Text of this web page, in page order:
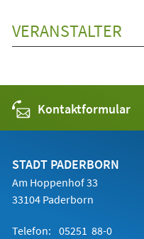
VERANSTALTER
Kontaktformular
STADT PADERBORN
Am Hoppenhof 33
33104 Paderborn
Telefon: 05251 88-0